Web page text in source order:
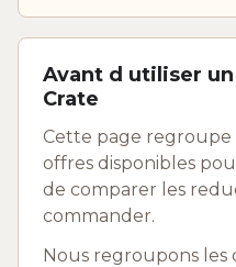
Avant d utiliser
Crate
Cette page regroupe
offres disponibles
de comparer les
commander.
Nous regroupons les